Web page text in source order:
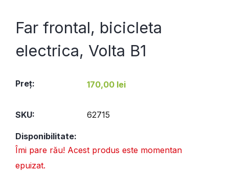
Far frontal, bicicleta
electrica, Volta B1
Preţ: 170,00 lei
SKU: 62715
Disponibilitate:
Îmi pare rău! Acest produs este momentan
epuizat.